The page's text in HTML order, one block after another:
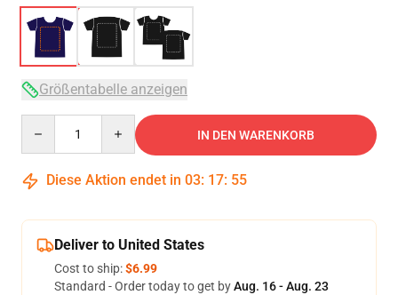
Größentabelle anzeigen
IN DEN WARENKORB
Diese Aktion endet in 03: 17: 54
Deliver to United States
Cost to ship:$6.99
Standard - Order today to get byAug. 16 - Aug. 23